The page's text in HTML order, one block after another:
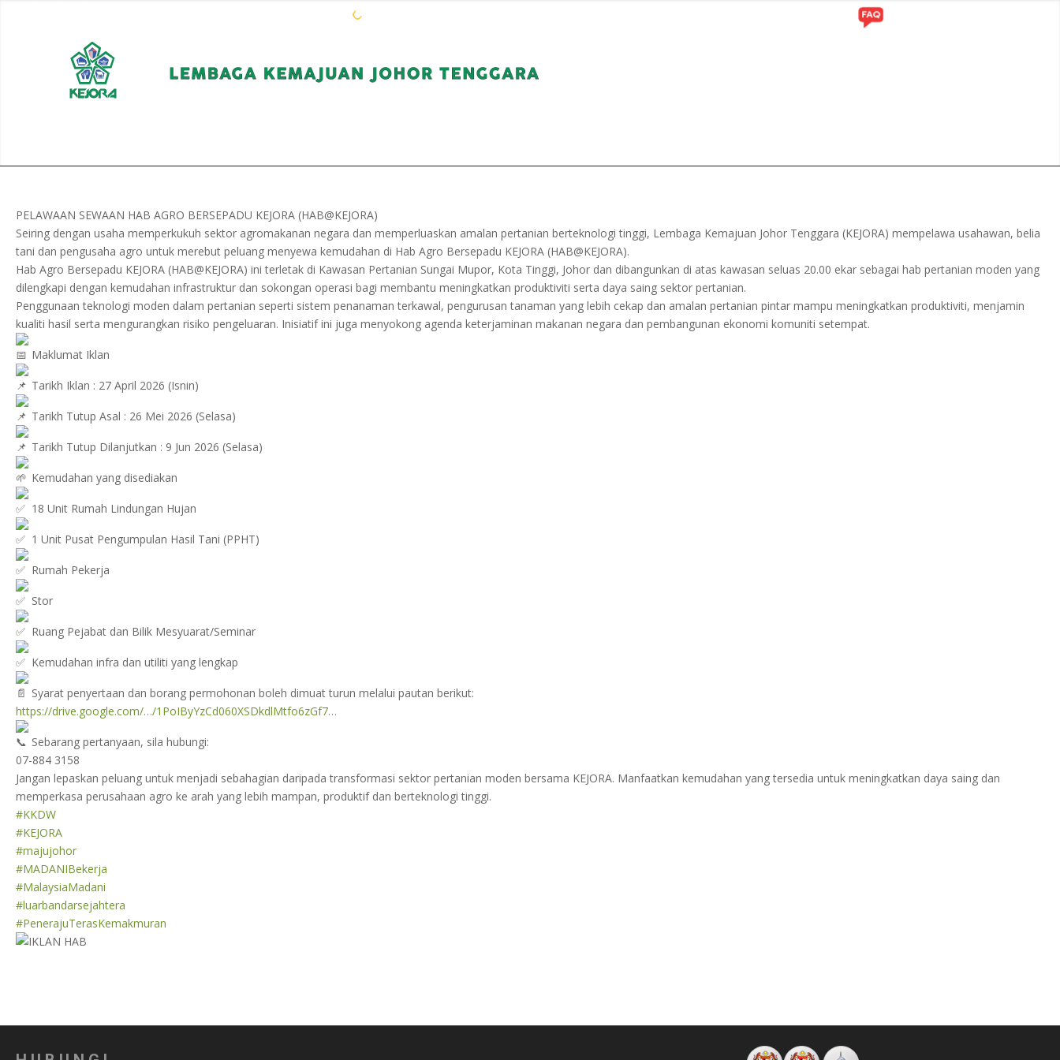
PELAWAAN SEWAAN HAB AGRO BERSEPADU KEJORA (HAB@KEJORA)
Seiring dengan usaha memperkukuh sektor agromakanan negara dan memperluaskan amalan pertanian berteknologi tinggi, Lembaga Kemajuan Johor Tenggara (KEJORA) mempelawa usahawan, belia
tani dan pengusaha agro untuk merebut peluang menyewa kemudahan di Hab Agro Bersepadu KEJORA (HAB@KEJORA).
Hab Agro Bersepadu KEJORA (HAB@KEJORA) ini terletak di Kawasan Pertanian Sungai Mupor, Kota Tinggi, Johor dan dibangunkan di atas kawasan seluas 20.00 ekar sebagai hab pertanian moden yang
dilengkapi dengan kemudahan infrastruktur dan sokongan operasi bagi membantu meningkatkan produktiviti serta daya saing sektor pertanian.
Penggunaan teknologi moden dalam pertanian seperti sistem penanaman terkawal, pengurusan tanaman yang lebih cekap dan amalan pertanian pintar mampu meningkatkan produktiviti, menjamin
kualiti hasil serta mengurangkan risiko pengeluaran. Inisiatif ini juga menyokong agenda keterjaminan makanan negara dan pembangunan ekonomi komuniti setempat.
Maklumat Iklan
Tarikh Iklan : 27 April 2026 (Isnin)
Tarikh Tutup Asal : 26 Mei 2026 (Selasa)
Tarikh Tutup Dilanjutkan : 9 Jun 2026 (Selasa)
Kemudahan yang disediakan
18 Unit Rumah Lindungan Hujan
1 Unit Pusat Pengumpulan Hasil Tani (PPHT)
Rumah Pekerja
Stor
Ruang Pejabat dan Bilik Mesyuarat/Seminar
Kemudahan infra dan utiliti yang lengkap
Syarat penyertaan dan borang permohonan boleh dimuat turun melalui pautan berikut:
https://drive.google.com/…/1PoIByYzCd060XSDkdlMtfo6zGf7…
Sebarang pertanyaan, sila hubungi:
07-884 3158
Jangan lepaskan peluang untuk menjadi sebahagian daripada transformasi sektor pertanian moden bersama KEJORA. Manfaatkan kemudahan yang tersedia untuk meningkatkan daya saing dan
memperkasa perusahaan agro ke arah yang lebih mampan, produktif dan berteknologi tinggi.
#KKDW
#KEJORA
#majujohor
#MADANIBekerja
#MalaysiaMadani
#luarbandarsejahtera
#PenerajuTerasKemakmuran